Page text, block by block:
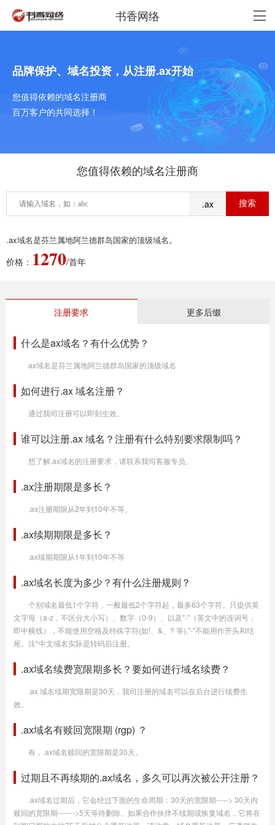
书香网络
品牌保护、域名投资，从注册.ax开始
您值得依赖的域名注册商
百万客户的共同选择！
您值得依赖的域名注册商
.ax
.ax域名是芬兰属地阿兰德群岛国家的顶级域名。
价格： 1270/首年
注册要求 更多后缀
什么是ax域名？有什么优势？
ax域名是芬兰属地阿兰德群岛国家的顶级域名
如何进行.ax 域名注册？
通过我司注册可以即刻生效。
谁可以注册.ax 域名？注册有什么特别要求限制吗？
想了解.ax域名的注册要求，请联系我司客服专员。
.ax注册期限是多长？
.ax注册期限从2年到10年不等。
.ax续期期限是多长？
.ax续期期限从1年到10年不等
.ax域名长度为多少？有什么注册规则？
个别域名最低1个字符，一般最低2个字符起，最多63个字符。只提供英
文字母（a-z，不区分大小写）、数字（0-9）、以及"-"（英文中的连词号，
即中横线），不能使用空格及特殊字符(如!、&、? 等),"-"不能用作开头和结
尾。注*中文域名实际是转码后注册。
.ax域名续费宽限期多长？要如何进行域名续费？
.ax 域名续期宽限期是30天，我司注册的域名可以在后台进行续费生
效。
.ax域名有赎回宽限期 (rgp) ？
有，.ax域名赎回的宽限期是30天。
过期且不再续期的.ax域名，多久可以再次被公开注册？
.ax域名过期后，它会经过下面的生命周期：30天的宽限期-----> 30天内
赎回的宽限期------->5天等待删除。如果合作伙伴不续期或恢复域名，它将在